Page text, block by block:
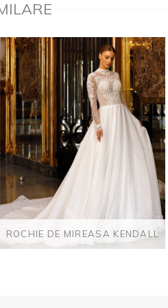
ROCHIE DE MIREASA KENDALL